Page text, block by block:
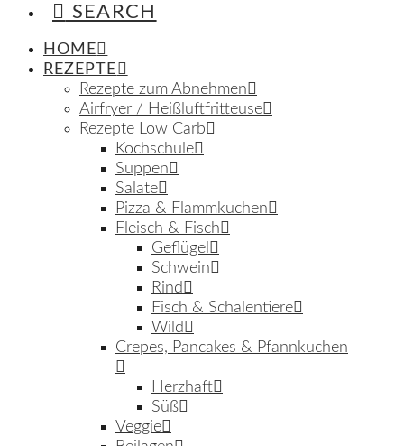
SEARCH
HOME
REZEPTE
Rezepte zum Abnehmen
Airfryer / Heißluftfritteuse
Rezepte Low Carb
Kochschule
Suppen
Salate
Pizza & Flammkuchen
Fleisch & Fisch
Geflügel
Schwein
Rind
Fisch & Schalentiere
Wild
Crepes, Pancakes & Pfannkuchen
Herzhaft
Süß
Veggie